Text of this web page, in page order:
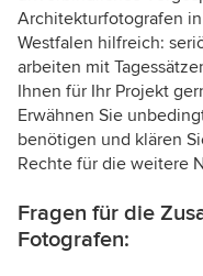
Architekturfotografen
Westfalen hilfreich:
arbeiten mit
Ihnen für Ihr Projekt
Erwähnen Sie
benötigen und klären
Rechte für die weitere
Fragen für die
Fotografen: